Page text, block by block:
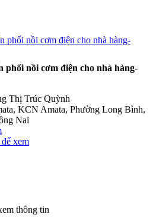
phối nồi cơm điện cho nhà hàng-
Thị Trúc Quỳnh
KCN Amata, Phường Long Bình,
Nai
xem
thông tin